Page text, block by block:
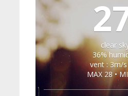
clear
36%
vent : 3m/
MAX 28 •